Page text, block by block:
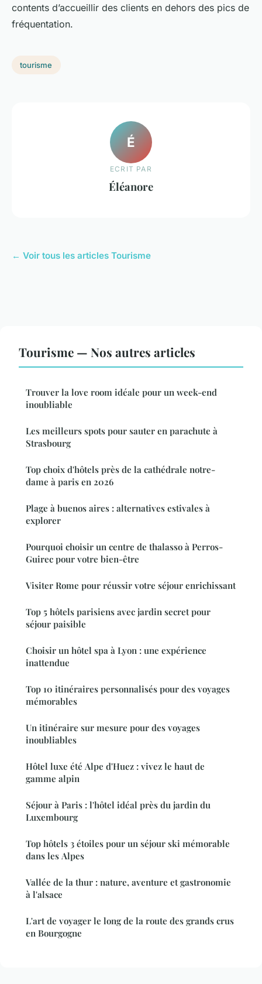
contents d’accueillir des clients en dehors des pics de
fréquentation.
tourisme
É
ECRIT PAR
Éléanore
← Voir tous les articles Tourisme
Tourisme — Nos autres articles
Trouver la love room idéale pour un week-end
inoubliable
Les meilleurs spots pour sauter en parachute à
Strasbourg
Top choix d'hôtels près de la cathédrale notre-
dame à paris en 2026
Plage à buenos aires : alternatives estivales à
explorer
Pourquoi choisir un centre de thalasso à Perros-
Guirec pour votre bien-être
Visiter Rome pour réussir votre séjour enrichissant
Top 5 hôtels parisiens avec jardin secret pour
séjour paisible
Choisir un hôtel spa à Lyon : une expérience
inattendue
Top 10 itinéraires personnalisés pour des voyages
mémorables
Un itinéraire sur mesure pour des voyages
inoubliables
Hôtel luxe été Alpe d'Huez : vivez le haut de
gamme alpin
Séjour à Paris : l'hôtel idéal près du jardin du
Luxembourg
Top hôtels 3 étoiles pour un séjour ski mémorable
dans les Alpes
Vallée de la thur : nature, aventure et gastronomie
à l'alsace
L'art de voyager le long de la route des grands crus
en Bourgogne